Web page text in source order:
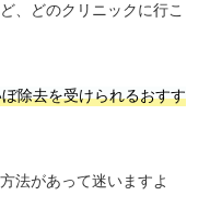
、どのクリニックに行こ
除去を受けられるおすす
法があって迷いますよ